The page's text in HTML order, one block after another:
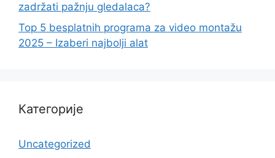
zadržati pažnju gledalaca?
Top 5 besplatnih programa za video montažu
2025 – Izaberi najbolji alat
Категорије
Uncategorized